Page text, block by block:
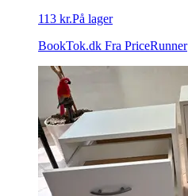
113 kr.På lager
BookTok.dk Fra PriceRunner